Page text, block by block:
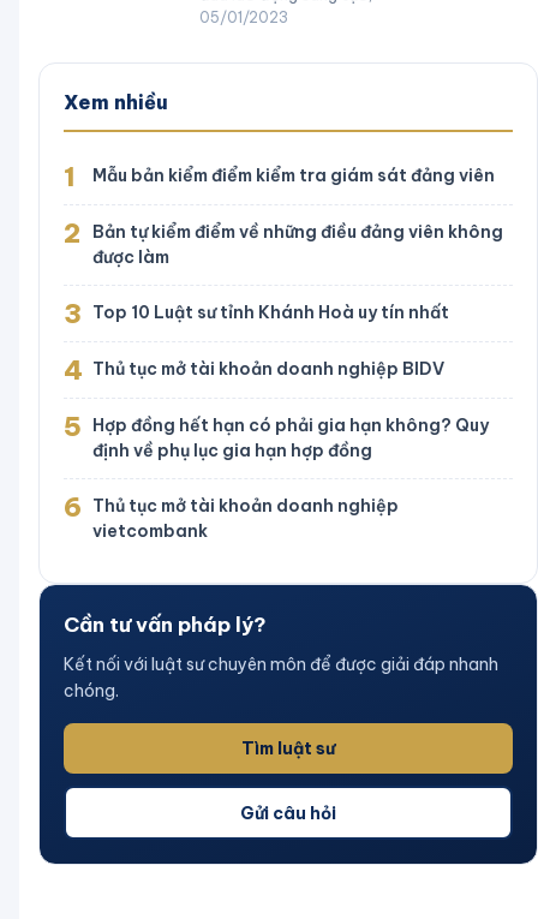
05/01/2023
Xem nhiều
1 Mẫu bản kiểm điểm kiểm tra giám sát đảng viên
2
Bản tự kiểm điểm về những điều đảng viên không
được làm
3 Top 10 Luật sư tỉnh Khánh Hoà uy tín nhất
4 Thủ tục mở tài khoản doanh nghiệp BIDV
5
Hợp đồng hết hạn có phải gia hạn không? Quy
định về phụ lục gia hạn hợp đồng
6
Thủ tục mở tài khoản doanh nghiệp
vietcombank
Cần tư vấn pháp lý?
Kết nối với luật sư chuyên môn để được giải đáp nhanh
chóng.
Tìm luật sư
Gửi câu hỏi